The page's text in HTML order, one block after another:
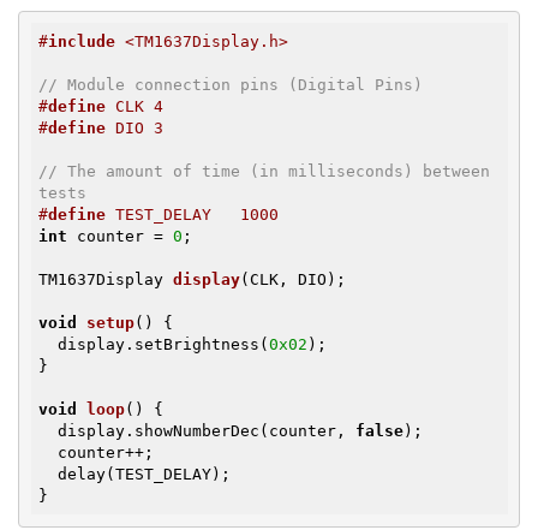
#include <TM1637Display.h>
// Module connection pins (Digital Pins)
#define CLK 4
#define DIO 3
// The amount of time (in milliseconds) between
tests
#define TEST_DELAY   1000
int counter = 0 ;
TM1637Display display(CLK, DIO) ;
void setup()
{
  display.setBrightness(
0x02 );
}
void loop()
{
  display.showNumberDec(counter,
false);
}